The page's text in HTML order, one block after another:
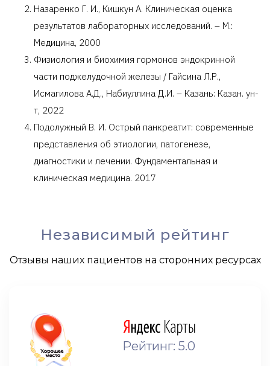
Назаренко Г. И., Кишкун А. Клиническая оценка
результатов лабораторных исследований. – М.:
Медицина, 2000
Физиология и биохимия гормонов эндокринной
части поджелудочной железы / Гайсина Л.Р.,
Исмагилова А.Д., Набиуллина Д.И. – Казань: Казан. ун-
т, 2022
Подолужный В. И. Острый панкреатит: современные
представления об этиологии, патогенезе,
диагностики и лечении. Фундаментальная и
клиническая медицина. 2017
Независимый рейтинг
Отзывы наших пациентов на сторонних ресурсах
Рейтинг: 5.0